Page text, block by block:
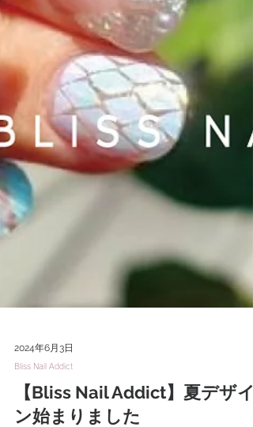
2024年6月3日
Bliss Nail Addict
【Bliss Nail Addict】夏デザイ